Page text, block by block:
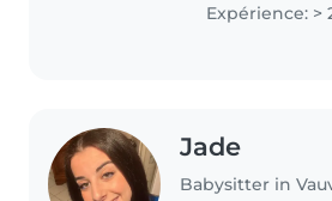
Expérience: >
Jade
Babysitter in